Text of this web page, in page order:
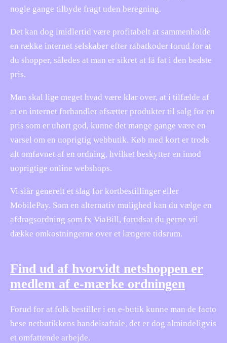
nogle gange tilbyde fragt uden beregning.
Det kan dog imidlertid være profitabelt at sammenholde
en række internet selskaber efter rabatkoder forud for at
du shopper, således at man er sikret at få fat i den bedste
pris.
Man skal lige meget hvad være klar over, at i tilfælde af
at en internet forhandler afsætter produkter til salg for en
pris som er uhørt god, kunne det mange gange være en
varsel om en uoprigtig webbutik. Køb med kort er trods
alt omfavnet af en ordning, hvilket beskytter en imod
uoprigtige online webshops.
Vi slår generelt et slag for kortbestillinger eller
MobilePay. Som en alternativ mulighed kan du vælge en
afdragsordning som fx ViaBill, forudsat du gerne vil
dække omkostningerne over et længere tidsrum.
Find ud af hvorvidt netshoppen er
medlem af e-mærke ordningen
Forud for at folk bestiller i en e-butik kunne man de facto
bese netbutikkens handelsaftale, det er dog almindeligvis
et omfattende arbejde.